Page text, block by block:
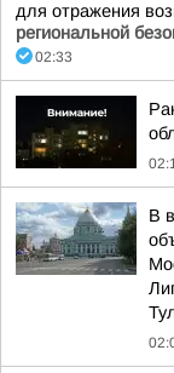
для отражения
региональной
02:33
В